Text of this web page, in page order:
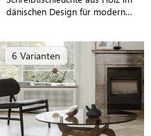
dänischen Design für modern
6 Varianten